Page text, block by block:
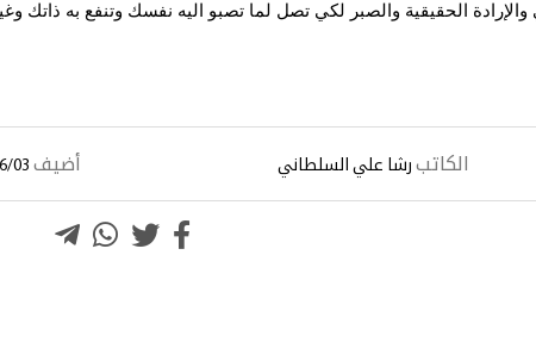
الحقيقية والصبر لكي تصل لما تصبو اليه نفسك وتنفع به ذاتك
الكاتب رشا علي السلطاني أضيف PM